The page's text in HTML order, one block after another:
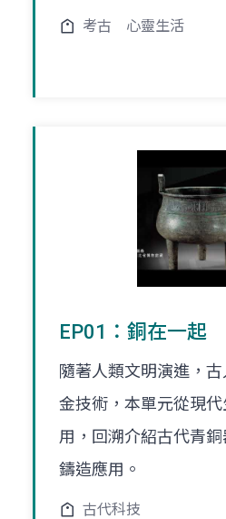
考古 心靈生活
EP01：銅在一起
隨著人類文明演進，
金技術，本單元從現
用，回溯介紹古代青
鑄造應用。
古代科技